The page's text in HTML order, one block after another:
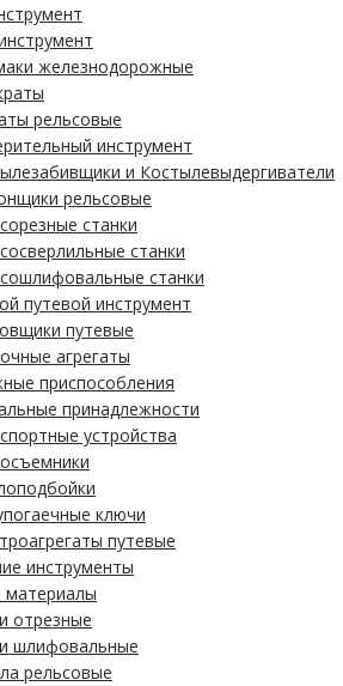
железнодорожные
рельсовые
инструмент
и Костылевыдергиватели
рельсовые
станки
станки
станки
путевой инструмент
путевые
агрегаты
приспособления
принадлежности
устройства
ключи
путевые
инструменты
материалы
отрезные
шлифовальные
рельсовые